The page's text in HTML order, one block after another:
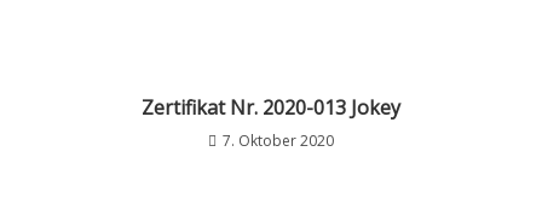
Zertifikat Nr. 2020-013 Jokey
7. Oktober 2020